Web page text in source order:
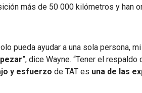
más de 50 000 kilómetros y han
pueda ayudar a una sola persona,
”, dice Wayne. “Tener el
y esfuerzo de TAT es una de las